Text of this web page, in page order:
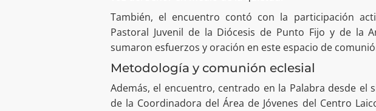
También, el encuentro contó con la participación
Pastoral Juvenil de la Diócesis de Punto Fijo y de la
sumaron esfuerzos y oración en este espacio de
Metodología y comunión eclesial
Además, el encuentro, centrado en la Palabra desde el
de la Coordinadora del Área de Jóvenes del Centro